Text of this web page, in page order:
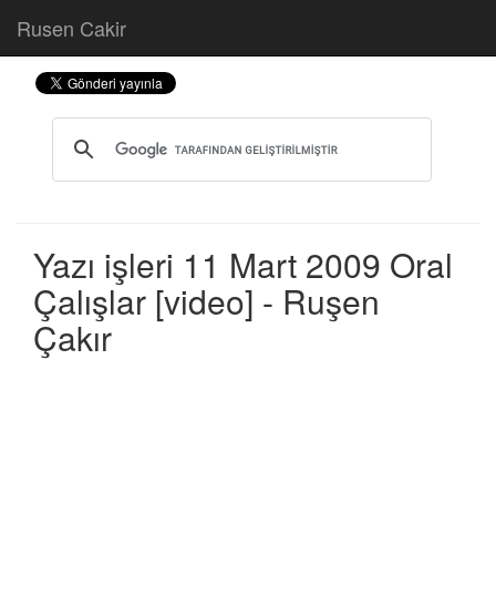
Rusen Cakir
Yazı işleri 11 Mart 2009 Oral
Çalışlar [video] - Ruşen
Çakır